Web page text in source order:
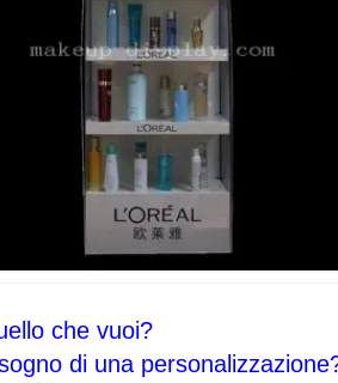
che vuoi?
di una